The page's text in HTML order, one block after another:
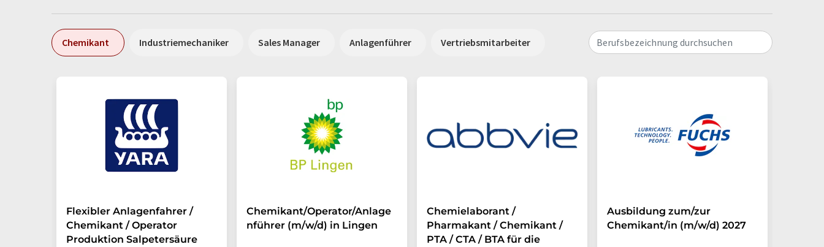
Chemikant Industriemechaniker Sales Manager Anlagenführer Vertriebsmitarbeiter Berufsbezeichnung durchsuchen
Flexibler Anlagenfahrer /
Chemikant / Operator
Produktion Salpetersäure
Chemikant/Operator/Anlage
nführer (m/w/d) in Lingen
Chemielaborant /
Pharmakant / Chemikant /
PTA / CTA / BTA für die
Ausbildung zum/zur
Chemikant/in (m/w/d) 2027